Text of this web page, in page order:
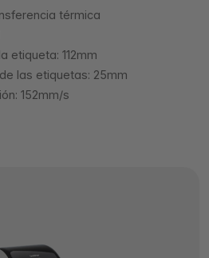
térmica
etiqueta: 112mm
las etiquetas: 25mm
152mm/s